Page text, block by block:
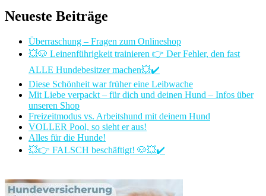
Neueste Beiträge
Überraschung – Fragen zum Onlineshop
💥🐶 Leinenführigkeit trainieren 👉 Der Fehler, den fast
ALLE Hundebesitzer machen💥✔️
Diese Schönheit war früher eine Leibwache
Mit Liebe verpackt – für dich und deinen Hund – Infos über
unseren Shop
Freizeitmodus vs. Arbeitshund mit deinem Hund
VOLLER Pool, so sieht er aus!
Alles für die Hunde!
💥👉 FALSCH beschäftigt! 🐶💥✔️